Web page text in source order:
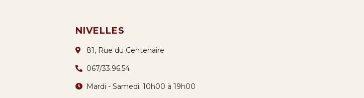
NIVELLES
81, Rue du Centenaire
067/33.96.54
Mardi - Samedi: 10h00 à 19h00